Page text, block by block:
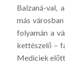
Balzaná-val,
más
folyamán a
kettészelő –
Mediciek